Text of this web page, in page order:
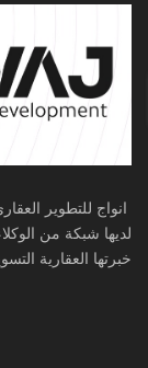
انواج للتطوير
لديها شبكة من
خبرتها العقارية